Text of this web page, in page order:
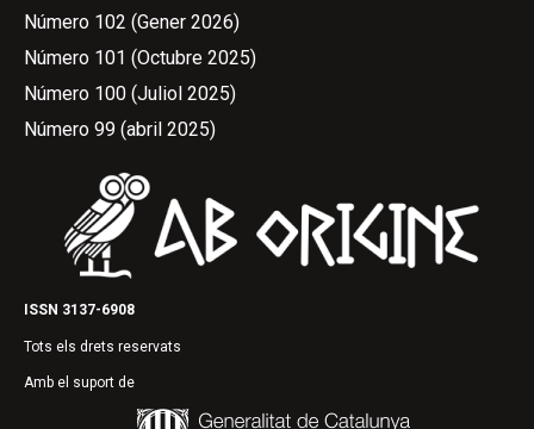
ISSN 3137-6908
Tots els drets reservats
Amb el suport de
Número 102 (Gener 2026)
Número 101 (Octubre 2025)
Número 100 (Juliol 2025)
Número 99 (abril 2025)